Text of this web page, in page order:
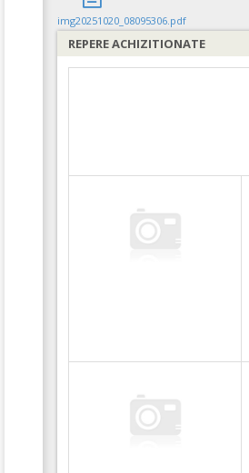
img20251020_08095306.pdf
REPERE ACHIZITIONATE